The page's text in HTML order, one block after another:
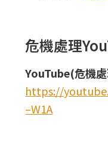
危機處理
YouTube(危機
https://
–W1A